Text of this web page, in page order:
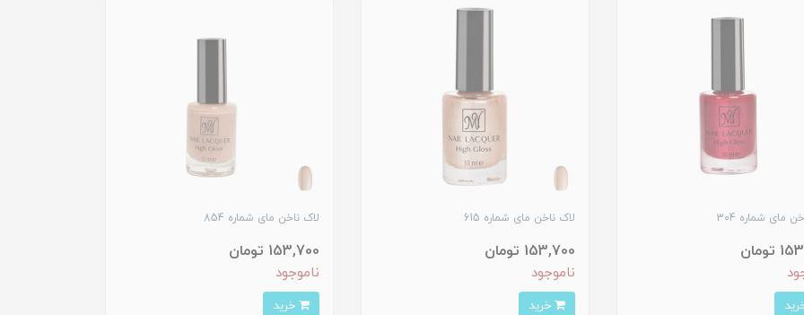
مای شماره 304 لاک ناخن مای شماره 615
153,700 تومان
ناموجود
خرید
لاک ناخن مای شماره 854
153,700 تومان
ناموجود
خرید